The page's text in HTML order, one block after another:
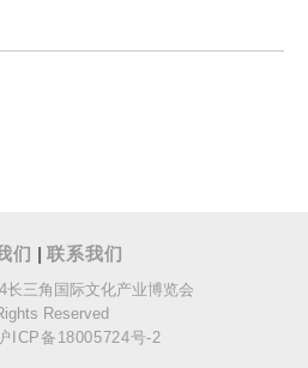
们 |联系我们
三角国际文化产业博览会
Reserved
ICP备18005724号-2